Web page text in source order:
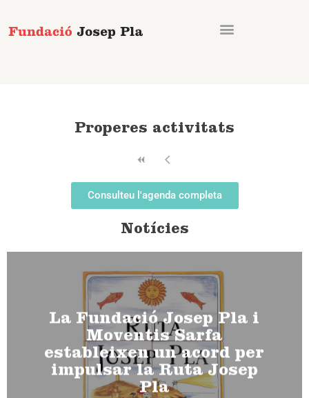
al
Properes activitats
Consulteu l'agenda completa
Notícies
La Fundació Josep Pla i
Moventis Sarfa
estableixen un acord per
impulsar la Ruta Josep
Pla